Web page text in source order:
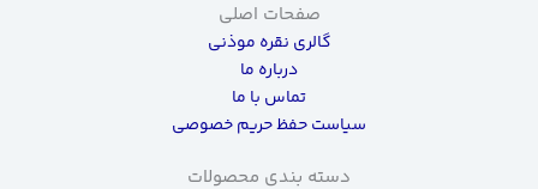
صفحات اصلی
گالری نقره موذنی
درباره ما
تماس با ما
سیاست حفظ حریم خصوصی
دسته بندی محصولات